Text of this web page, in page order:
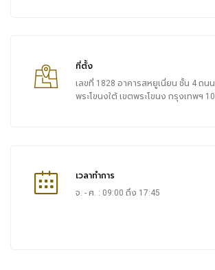
ที่ตั้ง
เลขที่ 1828 อาคารสหยูเนี่ยน ชั้น 4 ถน
พระโขนงใต้ เขตพระโขนง กรุงเทพฯ
เวลาทำการ
จ. - ศ. : 09:00 ถึง 17:45